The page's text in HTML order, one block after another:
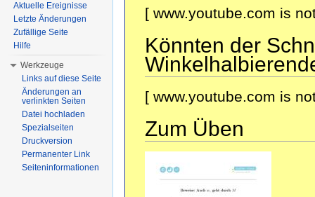
[ www.youtube.com is
Könnten der
[ www.youtube.com is
Zum Üben
Aktuelle Ereignisse
Letzte Änderungen
Zufällige Seite
Hilfe
Werkzeuge
Links auf diese Seite
Änderungen an
verlinkten Seiten
Datei hochladen
Spezialseiten
Druckversion
Permanenter Link
Seiteninformationen